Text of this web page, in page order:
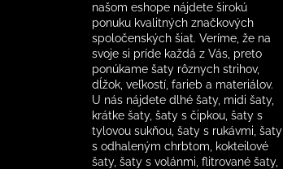
našom eshope nájdete širokú
ponuku kvalitných značkových
spoločenských šiat. Veríme, že na
svoje si príde každá z Vás, preto
ponúkame šaty rôznych strihov,
dĺžok, veľkostí, farieb a materiálov.
U nás nájdete dlhé šaty, midi šaty,
krátke šaty, šaty s čipkou, šaty s
tylovou sukňou, šaty s rukávmi, šaty
s odhaleným chrbtom, kokteilové
šaty, šaty s volánmi, flitrované šaty,